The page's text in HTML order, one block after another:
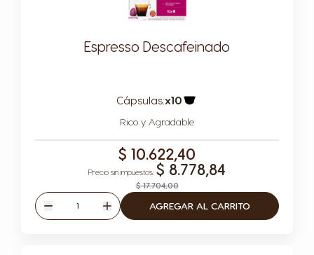
Espresso Descafeinado
Cápsulas:x10
Rico y Agradable
$ 17.704,00
$ 10.622,40
$ 8.778,84
Disminuir
Cantidad
Aumentar
AGREGAR AL CARRITO